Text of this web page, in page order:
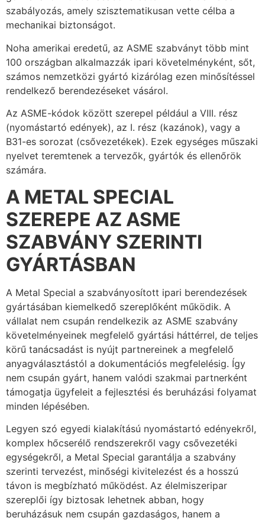
szabályozás, amely szisztematikusan vette célba a
mechanikai biztonságot.
Noha amerikai eredetű, az ASME szabványt több mint
100 országban alkalmazzák ipari követelményként, sőt,
számos nemzetközi gyártó kizárólag ezen minősítéssel
rendelkező berendezéseket vásárol.
Az ASME-kódok között szerepel például a VIII. rész
(nyomástartó edények), az I. rész (kazánok), vagy a
B31-es sorozat (csővezetékek). Ezek egységes műszaki
nyelvet teremtenek a tervezők, gyártók és ellenőrök
számára.
A METAL SPECIAL
SZEREPE AZ ASME
SZABVÁNY SZERINTI
GYÁRTÁSBAN
A Metal Special a szabványosított ipari berendezések
gyártásában kiemelkedő szereplőként működik. A
vállalat nem csupán rendelkezik az ASME szabvány
követelményeinek megfelelő gyártási háttérrel, de teljes
körű tanácsadást is nyújt partnereinek a megfelelő
anyagválasztástól a dokumentációs megfelelésig. Így
nem csupán gyárt, hanem valódi szakmai partnerként
támogatja ügyfeleit a fejlesztési és beruházási folyamat
minden lépésében.
Legyen szó egyedi kialakítású nyomástartó edényekről,
komplex hőcserélő rendszerekről vagy csővezetéki
egységekről, a Metal Special garantálja a szabvány
szerinti tervezést, minőségi kivitelezést és a hosszú
távon is megbízható működést. Az élelmiszeripar
szereplői így biztosak lehetnek abban, hogy
beruházásuk nem csupán gazdaságos, hanem a